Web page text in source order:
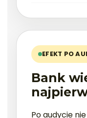
EFEKT PO
Bank
Po audycie